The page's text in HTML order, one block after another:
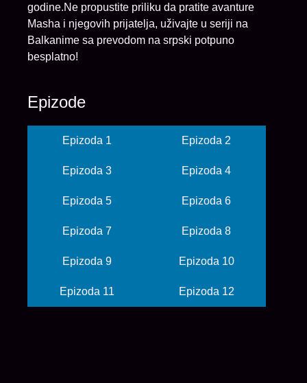
godine.Ne propustite priliku da pratite avanture
Masha i njegovih prijatelja, uživajte u seriji na
Balkanime sa prevodom na srpski potpuno
besplatno!
Epizode
Epizoda 1 Epizoda 2
Epizoda 3 Epizoda 4
Epizoda 5 Epizoda 6
Epizoda 7 Epizoda 8
Epizoda 9 Epizoda 10
Epizoda 11 Epizoda 12